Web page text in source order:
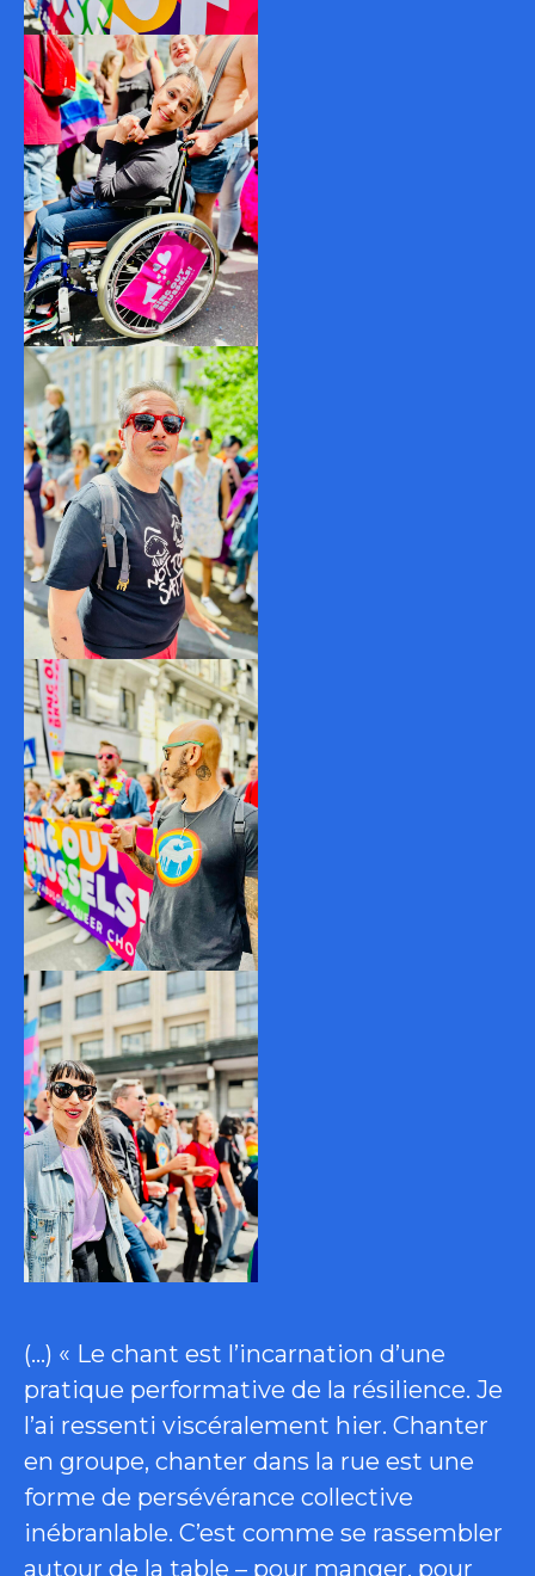
(…) « Le chant est l’incarnation d’une
pratique performative de la résilience. Je
l’ai ressenti viscéralement hier. Chanter
en groupe, chanter dans la rue est une
forme de persévérance collective
inébranlable. C’est comme se rassembler
autour de la table – pour manger, pour